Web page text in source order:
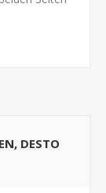
DESTO